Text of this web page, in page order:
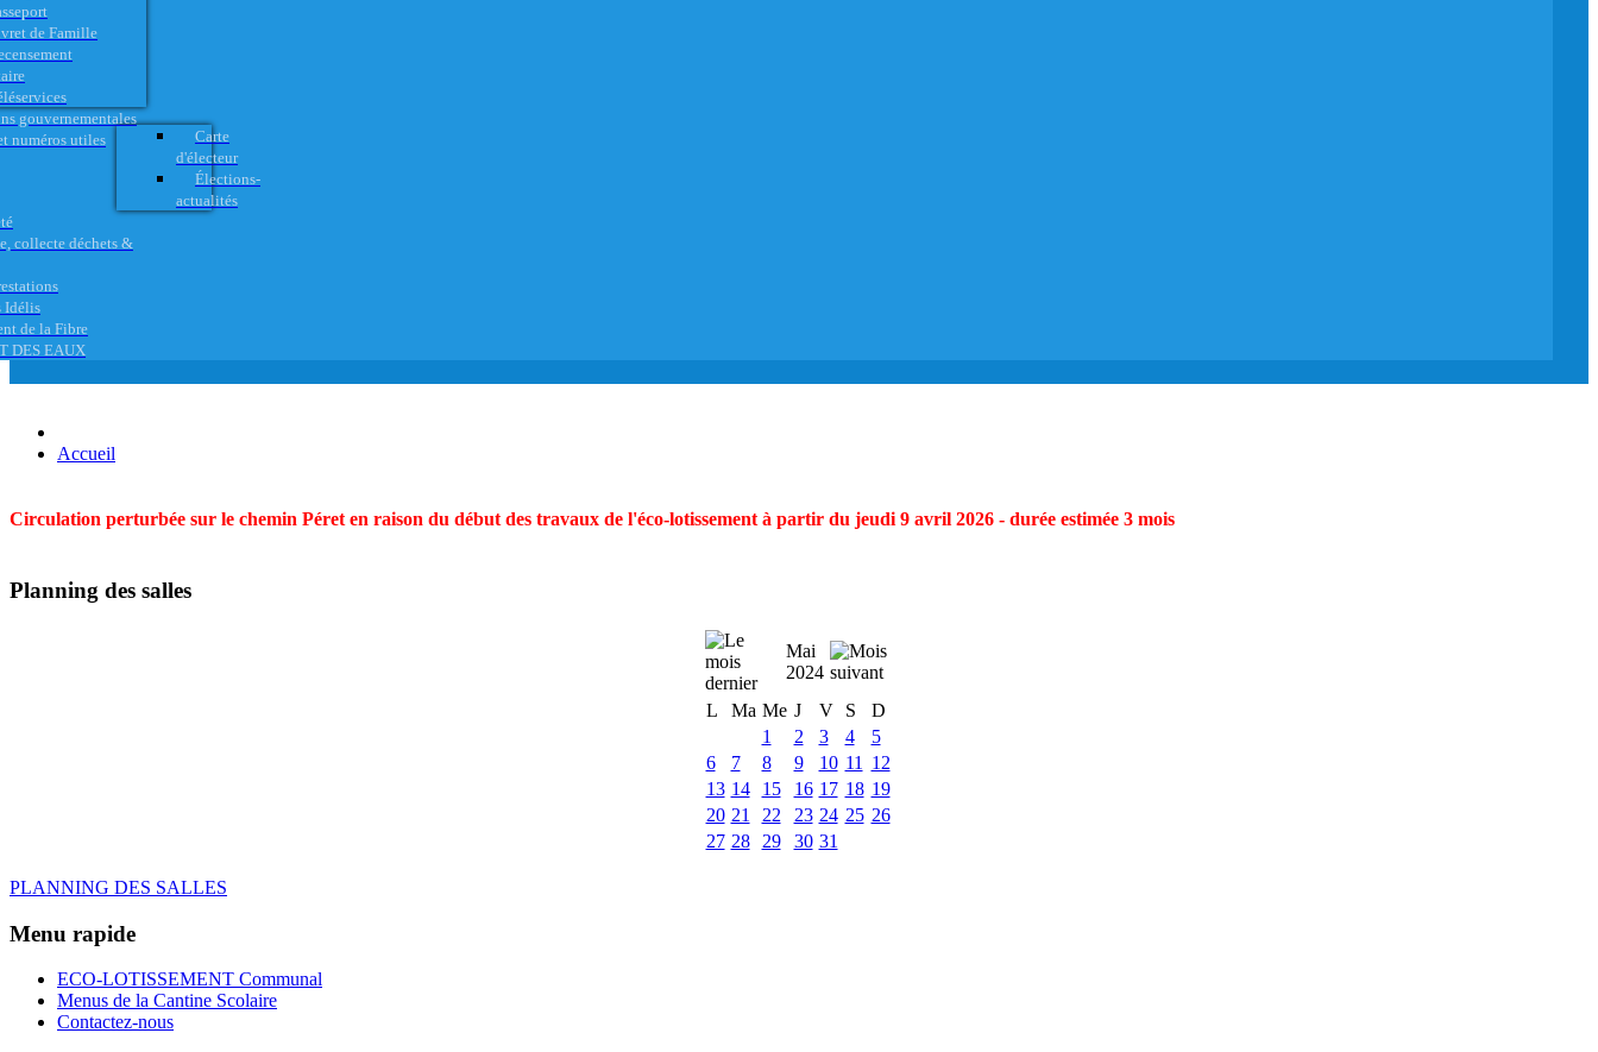
de Famille
gouvernementales
numéros utiles
Carte
d'électeur
Élections-
actualités
collecte déchets &
Idélis
de la Fibre
DES EAUX
Accueil
Circulation perturbée sur le chemin Péret en raison du début des travaux de l'éco-lotissement à partir du jeudi 9 avril 2026 - durée estimée 3 mois
Planning des salles
Mai
2024
L
Ma Me J V S
D
1
2 3 4
5
6
7 8 9 10 11
12
13 14 15 16 17 18 19
20 21 22 23 24 25 26
27 28 29 30 31
PLANNING DES SALLES
Menu rapide
ECO-LOTISSEMENT Communal
Menus de la Cantine Scolaire
Contactez-nous